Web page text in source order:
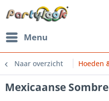
Menu
Naar overzicht Hoeden
Mexicaanse